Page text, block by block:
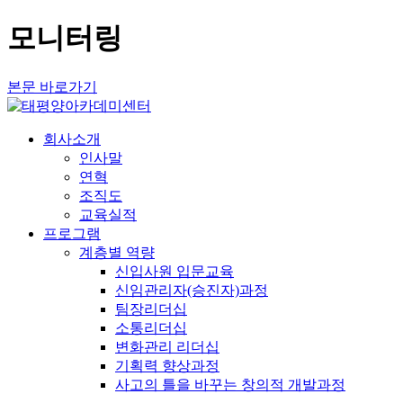
모니터링
본문 바로가기
회사소개
인사말
연혁
조직도
교육실적
프로그램
계층별 역량
신입사원 입문교육
신임관리자(승진자)과정
팀장리더십
소통리더십
변화관리 리더십
기획력 향상과정
사고의 틀을 바꾸는 창의적 개발과정